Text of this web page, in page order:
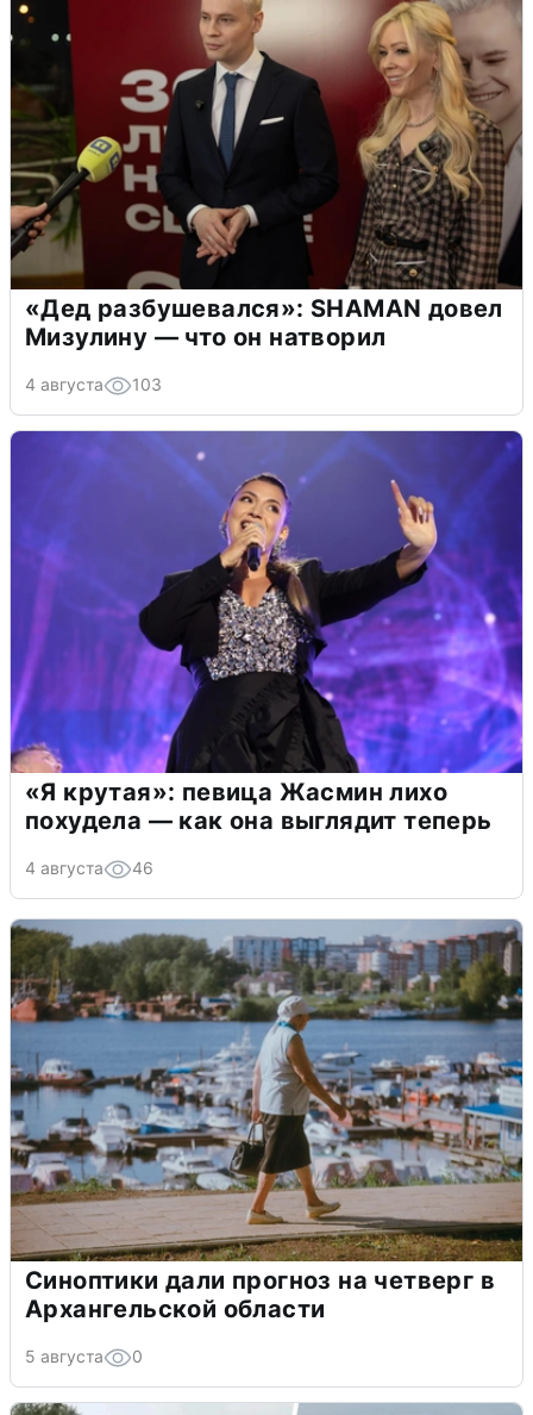
«Дед разбушевался»: SHAMAN довел
Мизулину — что он натворил
4 августа 103
«Я крутая»: певица Жасмин лихо
похудела — как она выглядит теперь
4 августа 46
Синоптики дали прогноз на четверг в
Архангельской области
5 августа 0